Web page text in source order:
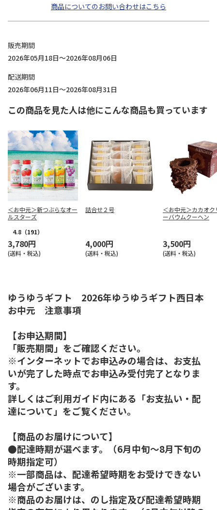
商品についてのお問い合わせはこちら
販売期間
2026年05月18日～2026年08月06日
配送期間
2026年06月11日～2026年08月31日
この商品を見た人は他にこんな商品も買っています
＜お中元＞新つぶらなオー
ルスターズ
4.8 （191）
3,780円
(送料・税込)
詰合せ２号
4,000円
(送料・税込)
＜お中元＞カカオク
ーバウムクーヘン
3,500円
(送料・税込)
ゆうゆうギフト 2026年ゆうゆうギフト西日本
お中元 注意事項
【お申込期間】
「販売期間」をご確認ください。
※インターネットでお申込みの場合は、お支払
いが完了した時点でお申込み受付完了となりま
す。
詳しくはご利用ガイド内にある「お支払い・配
達について」をご覧ください。
【商品のお届けについて】
●配達時期が選べます。（6月中旬～8月下旬の
時期指定可）
※一部商品は、配達希望時期をお受けできない
場合がございます。
※商品のお届けは、のし指定及び配達希望時期